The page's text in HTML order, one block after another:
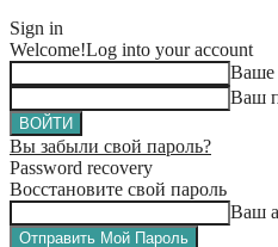
Sign in
Welcome!Log into your account
Ваше
Ваш
Вы забыли свой пароль?
Password recovery
Восстановите свой пароль
Ваш